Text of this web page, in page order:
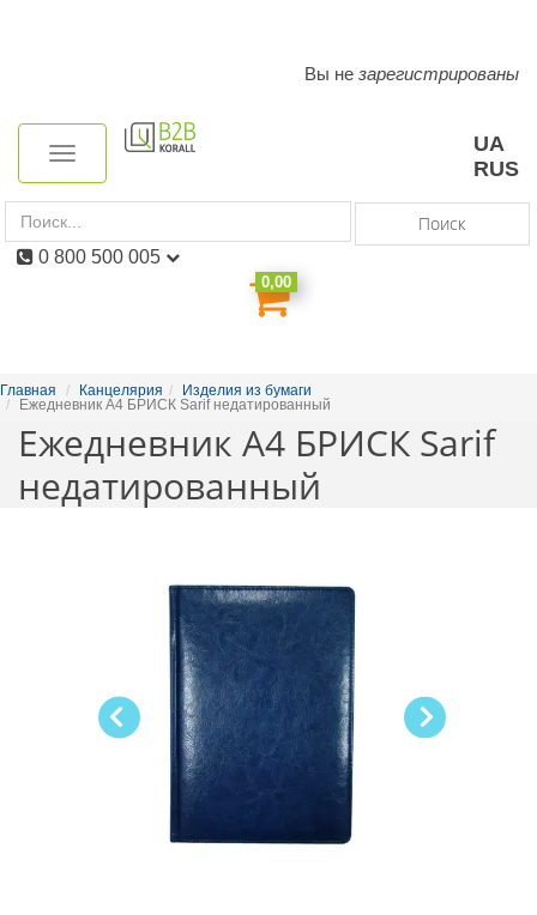
navigation
Toggle
UA
RUS
Поиск
0,00
Вы не зарегистрированы
0 800 500 005
Главная Канцелярия
Изделия из бумаги
Ежедневник А4 БРИСК Sarif недатированный
Ежедневник А4 БРИСК Sarif
недатированный